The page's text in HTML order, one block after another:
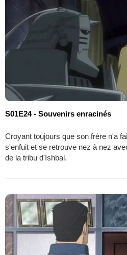
S01E24 - Souvenirs enracinés
Croyant toujours que son frère n'a
s'enfuit et se retrouve nez à nez
de la tribu d'Ishbal.